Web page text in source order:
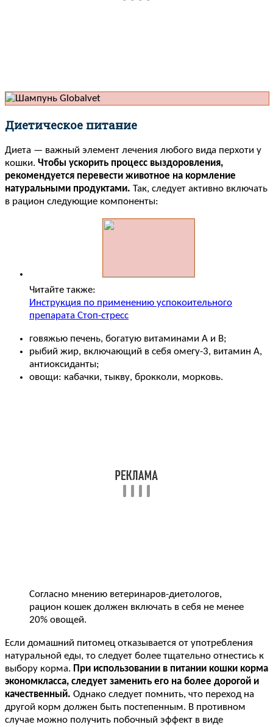
Диетическое питание
Диета — важный элемент лечения любого вида перхоти у
кошки. Чтобы ускорить процесс выздоровления,
рекомендуется перевести животное на кормление
натуральными продуктами. Так, следует активно включать
в рацион следующие компоненты:
Читайте также:
Инструкция по применению успокоительного
препарата Стоп-стресс
говяжью печень, богатую витаминами А и В;
рыбий жир, включающий в себя омегу-3, витамин А,
антиоксиданты;
овощи: кабачки, тыкву, брокколи, морковь.
Согласно мнению ветеринаров-диетологов,
рацион кошек должен включать в себя не менее
20% овощей.
Если домашний питомец отказывается от употребления
натуральной еды, то следует более тщательно отнестись к
выбору корма. При использовании в питании кошки корма
экономкласса, следует заменить его на более дорогой и
качественный. Однако следует помнить, что переход на
другой корм должен быть постепенным. В противном
случае можно получить побочный эффект в виде